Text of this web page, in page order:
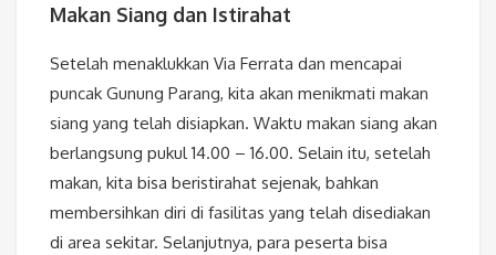
Makan Siang dan Istirahat
Setelah menaklukkan Via Ferrata dan mencapai
puncak Gunung Parang, kita akan menikmati makan
siang yang telah disiapkan. Waktu makan siang akan
berlangsung pukul 14.00 – 16.00. Selain itu, setelah
makan, kita bisa beristirahat sejenak, bahkan
membersihkan diri di fasilitas yang telah disediakan
di area sekitar. Selanjutnya, para peserta bisa